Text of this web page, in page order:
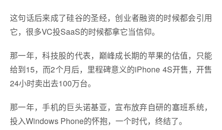
这句话后来成了硅谷的圣经，创业者融资的时候都会引用
它，很多VC投SaaS的时候都拿它当信仰。
那一年，科技股的代表，巅峰成长期的苹果的估值，只能
给到15，而2个月后，里程碑意义的iPhone 4S开售，开售
24小时卖出去100万台。
那一年，手机的巨头诺基亚，宣布放弃自研的塞班系统，
投入Windows Phone的怀抱，一个时代，终结了。